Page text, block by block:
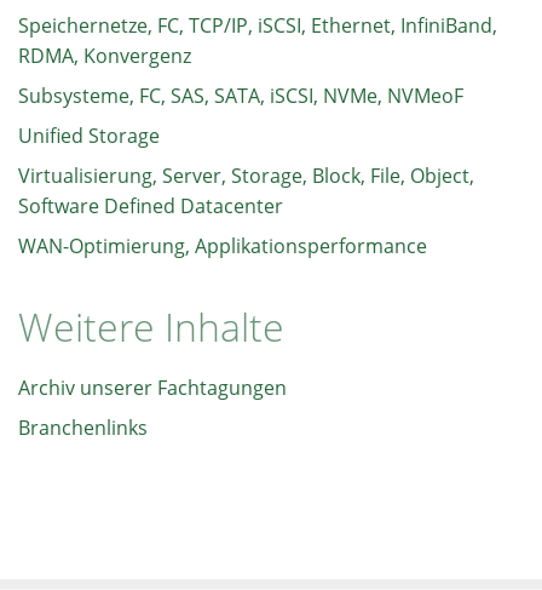
Speichernetze, FC, TCP/IP, iSCSI, Ethernet, InfiniBand,
RDMA, Konvergenz
Subsysteme, FC, SAS, SATA, iSCSI, NVMe, NVMeoF
Unified Storage
Virtualisierung, Server, Storage, Block, File, Object,
Software Defined Datacenter
WAN-Optimierung, Applikationsperformance
Weitere Inhalte
Archiv unserer Fachtagungen
Branchenlinks